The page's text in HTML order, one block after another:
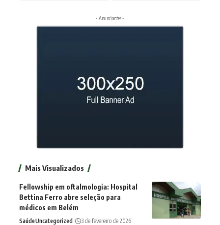
- Anunciantes -
Mais Visualizados
Fellowship em oftalmologia: Hospital
Bettina Ferro abre seleção para
médicos em Belém
SaúdeUncategorized 3 de fevereiro de 2026